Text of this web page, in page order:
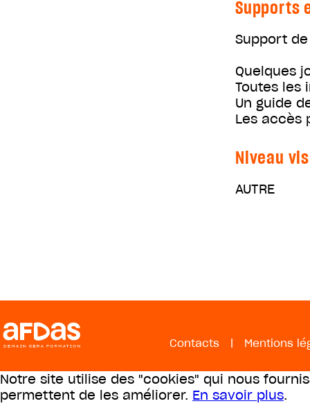
Supports
Support
Quelques
Toutes les
Un guide
Les accès
Niveau
AUTRE
Contacts | Mentions
Notre site utilise des "cookies" qui nous
permettent de les améliorer. En savoir plus.